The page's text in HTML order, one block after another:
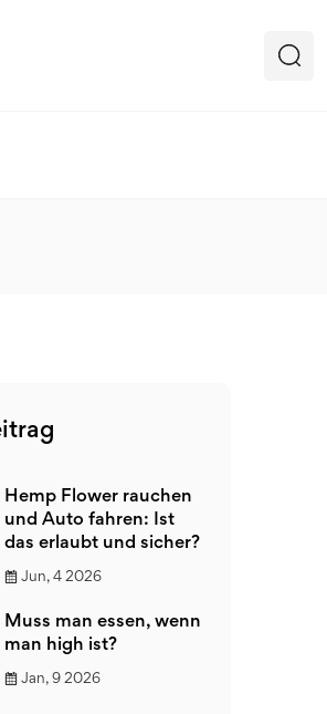
Hemp Flower rauchen
und Auto fahren: Ist
das erlaubt und sicher?
Jun, 4 2026
Muss man essen, wenn
man high ist?
Jan, 9 2026